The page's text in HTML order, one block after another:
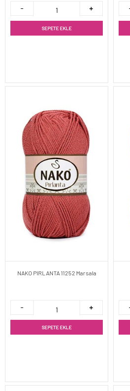
SEPETE EKLE
NAKO PIRLANTA 11252 Marsala
SEPETE EKLE